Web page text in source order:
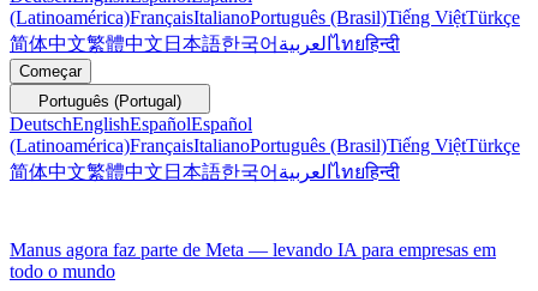
(Latinoamérica)FrançaisItalianoPortuguês (Brasil)Tiếng ViệtTürkçe
简体中文繁體中文 日本語한국어 العربيةไทยहिन्दी
Começar
Português (Portugal)
DeutschEnglishEspañolEspañol
(Latinoamérica)FrançaisItalianoPortuguês (Brasil)Tiếng ViệtTürkçe
简体中文繁體中文 日本語한국어 العربيةไทยहिन्दी
Manus agora faz parte de Meta — levando IA para empresas em
todo o mundo